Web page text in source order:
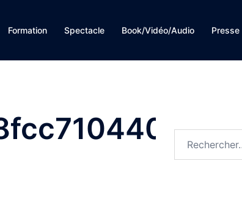
Formation Spectacle Book/Vidéo/Audio Presse